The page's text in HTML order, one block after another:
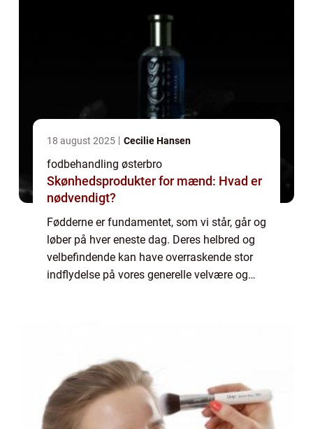
18 august 2025 Cecilie Hansen
fodbehandling østerbro
Skønhedsprodukter for mænd: Hvad er
nødvendigt?
Fødderne er fundamentet, som vi står, går og
løber på hver eneste dag. Deres helbred og
velbefindende kan have overraskende stor
indflydelse på vores generelle velvære og